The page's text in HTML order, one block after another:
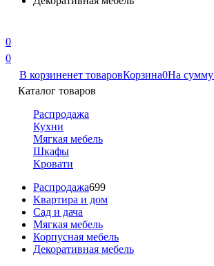
0
0
В корзиненет товаровКорзина0На сумму
Каталог товаров
Распродажа
Кухни
Мягкая мебель
Шкафы
Кровати
Распродажа699
Квартира и дом
Сад и дача
Мягкая мебель
Корпусная мебель
Декоративная мебель